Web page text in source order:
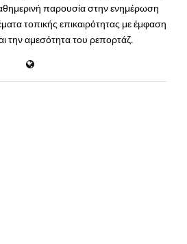
παρουσία στην ενημέρωση
τοπικής επικαιρότητας με έμφαση
την αμεσότητα του ρεπορτάζ.